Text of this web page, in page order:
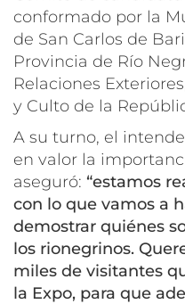
conformado por la
de San Carlos de
Provincia de Río
Relaciones
y Culto de la
A su turno, el
en valor la
aseguró: “estamos
con lo que vamos a
demostrar quiénes
los rionegrinos.
miles de visitantes
la Expo, para que